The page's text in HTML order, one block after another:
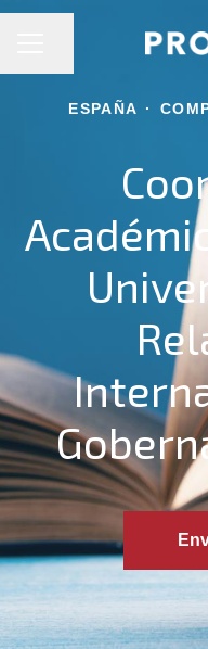
MENÚ DE EMPLEO
Compartir página
ESPAÑA ·